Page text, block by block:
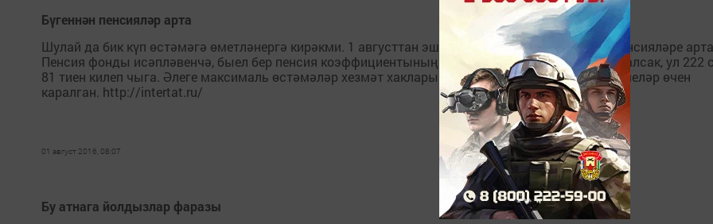
Бүгеннән пенсияләр арта
Шулай да бик күп өстәмәгә өметләнергә кирәкми. 1 августтан эшли торган пенсионерларның пенсияләре арта.
Пенсия фонды исәпләвенчә, быел бер пенсия коэффициентының 74 сум 27 тиен булуын исәпкә алсак, ул 222
81 тиен килеп чыга. Әлеге максималь өстәмәләр хезмәт хаклары аена 20 мең сумнан арткан кешеләр өчен
каралган. http://intertat.ru/
01 август 2016, 08:07
Бу атнага йолдызлар фаразы